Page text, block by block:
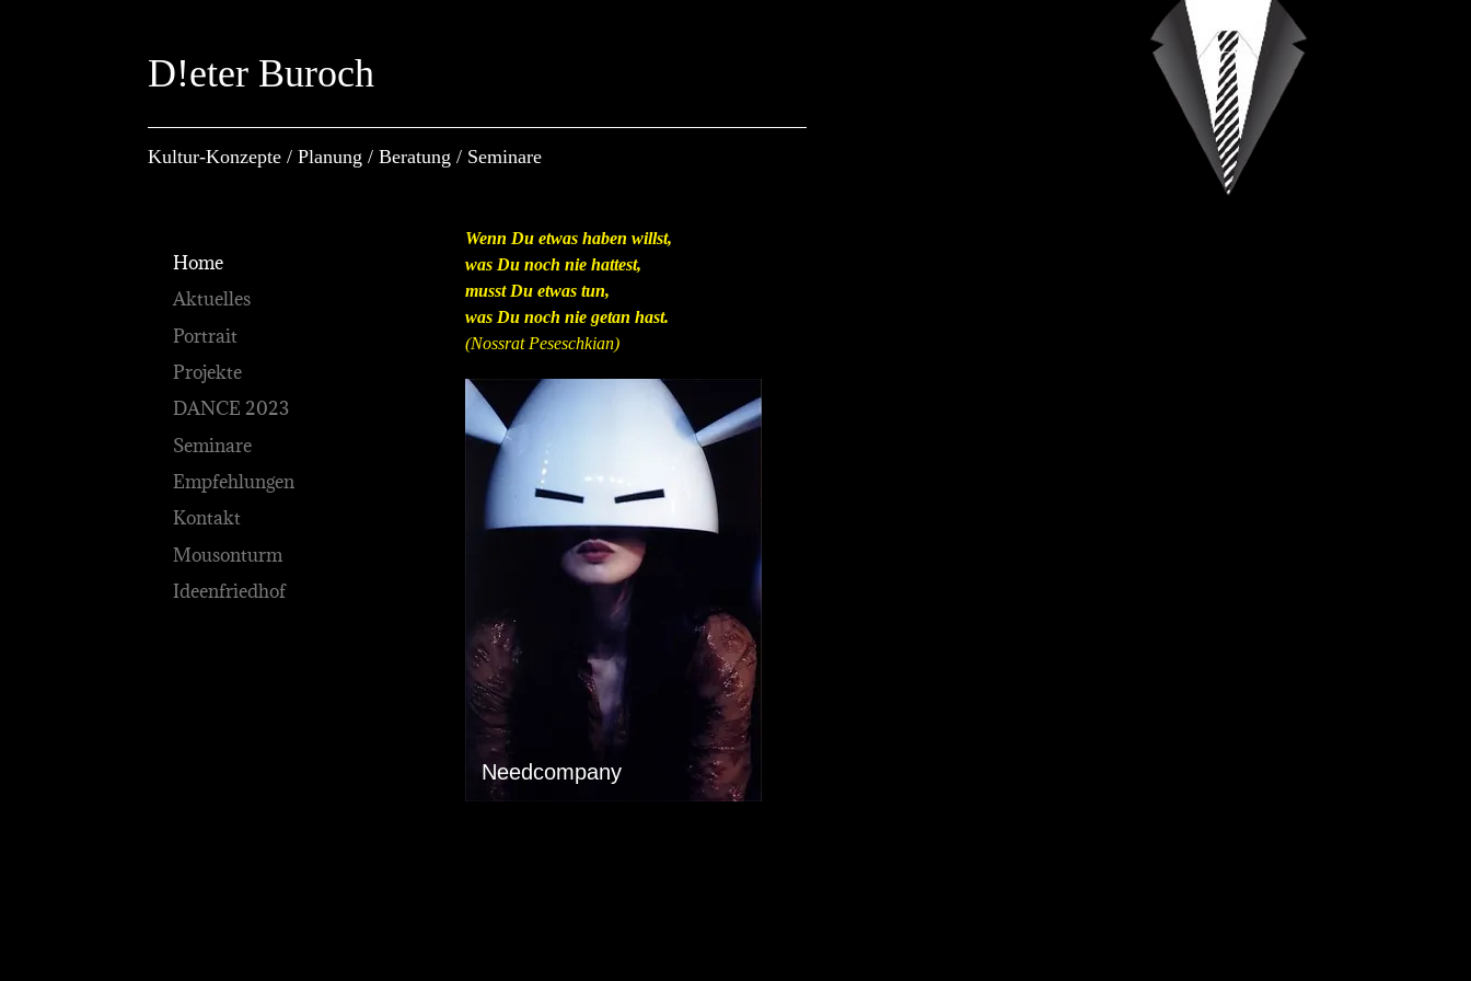
D!eter Buroch
Kultur-Konzepte / Planung / Beratung / Seminare
Home
Aktuelles
Portrait
Projekte
DANCE 2023
Seminare
Empfehlungen
Kontakt
Mousonturm
Ideenfriedhof
Wenn Du etwas haben willst,
was Du noch nie hattest,
musst Du etwas tun,
was Du noch nie getan hast.
(Nossrat Peseschkian)
Needcompany